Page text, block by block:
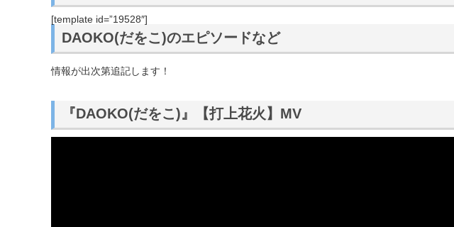
[template id=”19528″]
DAOKO(だをこ)のエピソードなど
情報が出次第追記します！
『DAOKO(だをこ)』【打上花火】MV